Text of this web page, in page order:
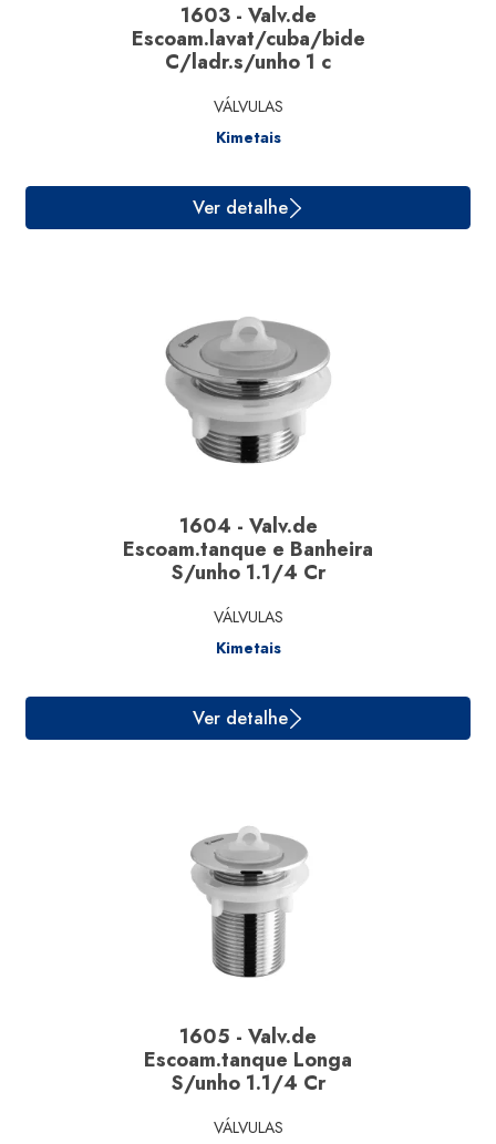
1603 - Valv.de
Escoam.lavat/cuba/bide
C/ladr.s/unho 1 c
VÁLVULAS
Kimetais
1604 - Valv.de
Escoam.tanque e Banheira
S/unho 1.1/4 Cr
VÁLVULAS
Kimetais
Ver detalhe
1605 - Valv.de
Escoam.tanque Longa
S/unho 1.1/4 Cr
VÁLVULAS